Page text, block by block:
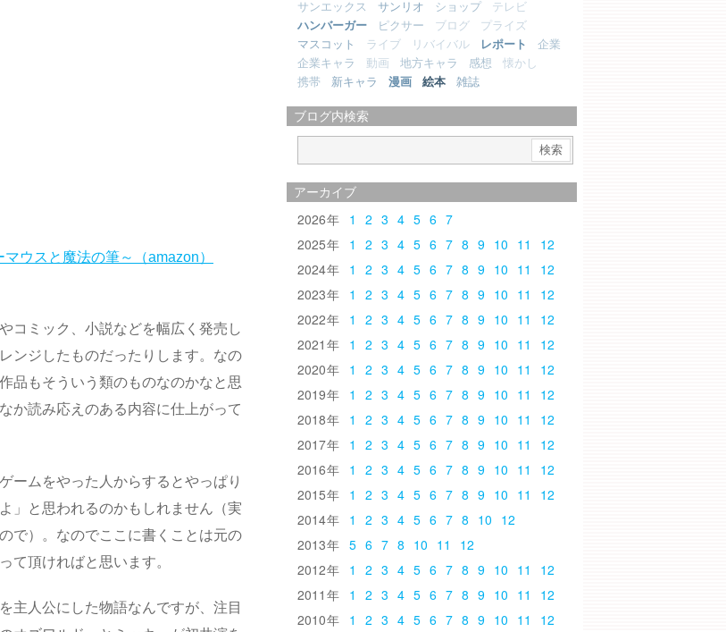
ウスと魔法の筆～（amazon）
コミック、小説などを幅広く発売し
ンジしたものだったりします。なの
品もそういう類のものなのかなと思
か読み応えのある内容に仕上がって
ームをやった人からするとやっぱり
」と思われるのかもしれません（実
で）。なのでここに書くことは元の
て頂ければと思います。
主人公にした物語なんですが、注目
サンエックス
サンリオ ショップ
テレビ
ハンバーガー
ピクサー ブログ
プライズ
マスコット
ライブ リバイバル レポート
企業
企業キャラ
動画 地方キャラ 感想
懐かし
携帯
新キャラ 漫画 絵本 雑誌
ブログ内検索
アーカイブ
2026 1 2 3 4 5 6 7
2025
1 2 3 4 5 6 7 8 9 10 11
12
2024
1 2 3 4 5 6 7 8 9 10 11
12
2023
1 2 3 4 5 6 7 8 9 10 11
12
2022
1 2 3 4 5 6 7 8 9 10 11
12
2021
1 2 3 4 5 6 7 8 9 10 11
12
2020
1 2 3 4 5 6 7 8 9 10 11
12
2019
1 2 3 4 5 6 7 8 9 10 11
12
2018
1 2 3 4 5 6 7 8 9 10 11
12
2017
1 2 3 4 5 6 7 8 9 10 11
12
2016
1 2 3 4 5 6 7 8 9 10 11
12
2015
1 2 3 4 5 6 7 8 9 10 11
12
2014
1 2 3 4 5 6 7 8 10 12
2013
5 6 7 8 10 11
12
2012
1 2 3 4 5 6 7 8 9 10 11
12
2011
1 2 3 4 5 6 7 8 9 10 11
12
2010
1 2 3 4 5 6 7 8 9 10 11
12